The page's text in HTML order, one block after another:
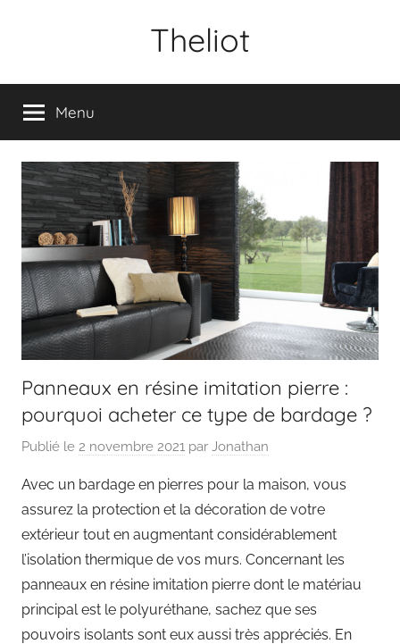
Theliot
Menu
Panneaux en résine imitation pierre :
pourquoi acheter ce type de bardage ?
Publié le 2 novembre 2021 par Jonathan
Avec un bardage en pierres pour la maison, vous
assurez la protection et la décoration de votre
extérieur tout en augmentant considérablement
l’isolation thermique de vos murs. Concernant les
panneaux en résine imitation pierre dont le matériau
principal est le polyuréthane, sachez que ses
pouvoirs isolants sont eux aussi très appréciés. En